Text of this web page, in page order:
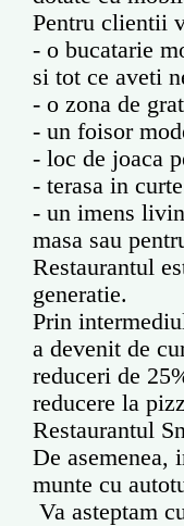
Pentru clientii
- o bucatarie
si tot ce aveti
- o zona de
- un foisor
- loc de joaca
- terasa in curte
- un imens
masa sau
Restaurantul
generatie.
Prin
a devenit de
reduceri de
reducere la
Restaurantul
De asemenea,
munte cu
Va asteptam